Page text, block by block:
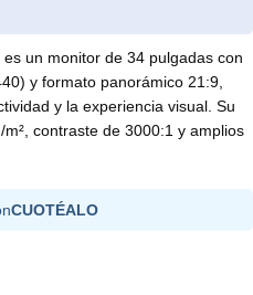
un monitor de 34 pulgadas con
y formato panorámico 21:9,
y la experiencia visual. Su
contraste de 3000:1 y amplios
CUOTÉALO